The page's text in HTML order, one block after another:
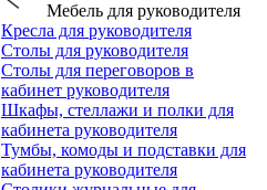
Мебель для руководителя
Кресла для руководителя
Столы для руководителя
Столы для переговоров в
кабинет руководителя
Шкафы, стеллажи и полки для
кабинета руководителя
Тумбы, комоды и подставки для
кабинета руководителя